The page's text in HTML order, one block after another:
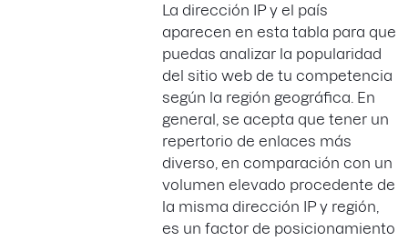
La dirección IP y el país
aparecen en esta tabla para que
puedas analizar la popularidad
del sitio web de tu competencia
según la región geográfica. En
general, se acepta que tener un
repertorio de enlaces más
diverso, en comparación con un
volumen elevado procedente de
la misma dirección IP y región,
es un factor de posicionamiento